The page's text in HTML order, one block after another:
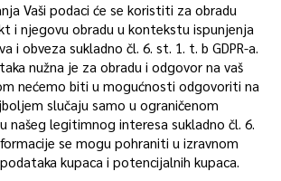
Vaši podaci će se koristiti za obradu
i njegovu obradu u kontekstu ispunjenja
i obveza sukladno čl. 6. st. 1. t. b GDPR-a.
nužna je za obradu i odgovor na vaš
nećemo biti u mogućnosti odgovoriti na
slučaju samo u ograničenom
našeg legitimnog interesa sukladno čl. 6.
se mogu pohraniti u izravnom
kupaca i potencijalnih kupaca.